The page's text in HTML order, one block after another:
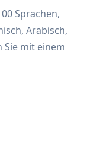
Sprachen,
Arabisch,
Sie mit einem